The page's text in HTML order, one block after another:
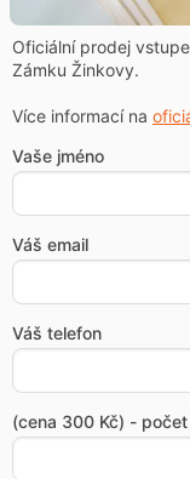
Oficiální prodej
Zámku Žinkovy.
Více informací na
Vaše jméno
Váš email
Váš telefon
(cena 300 Kč) -